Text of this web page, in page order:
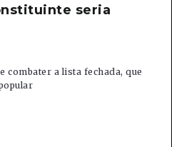
seria
combater a lista fechada, que